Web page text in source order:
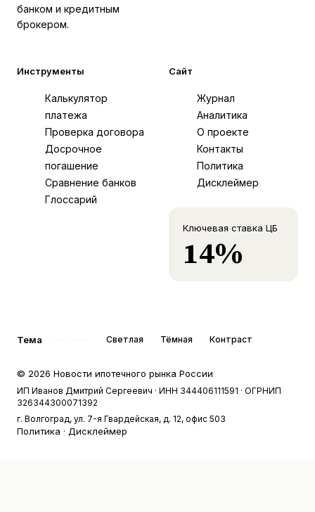
банком и кредитным
брокером.
Инструменты
Калькулятор
платежа
Проверка договора
Досрочное
погашение
Сравнение банков
Глоссарий
Сайт
Журнал
Аналитика
О проекте
Контакты
Политика
Дисклеймер
Ключевая ставка ЦБ
14%
Тема Светлая Тёмная Контраст
© 2026 Новости ипотечного рынка России
ИП Иванов Дмитрий Сергеевич · ИНН 344406111591 · ОГРНИП
326344300071392
г. Волгоград, ул. 7-я Гвардейская, д. 12, офис 503
Политика · Дисклеймер